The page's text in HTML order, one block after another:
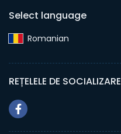
Select language
Romanian‎
REȚELELE DE SOCIALIZARE